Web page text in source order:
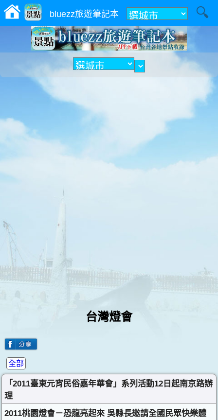
bluezz旅遊筆記本 附近
台灣燈會
全部
「2011臺東元宵民俗嘉年華會」系列活動12日起南京路辦
理
2011桃園燈會－恐龍亮起來 吳縣長邀請全國民眾快樂體